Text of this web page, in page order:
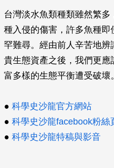
台灣淡水魚類種類雖然繁
種入侵的傷害，許多魚種
罕難尋。經由前人辛苦地
貴生態資產之後，我們更
富多樣的生態平衡遭受破壞。
● 科學史沙龍官方網站
● 科學史沙龍facebook粉絲
● 科學史沙龍特稿與影音